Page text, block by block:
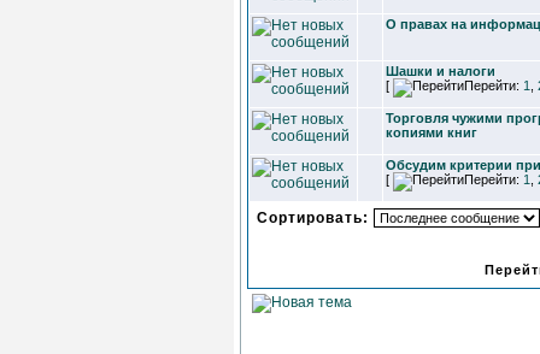
О правах на
Шашки и налоги
[
Перейти: 1
Торговля чужими
копиями книг
Обсудим критерии
[
Перейти: 1
Сортировать: